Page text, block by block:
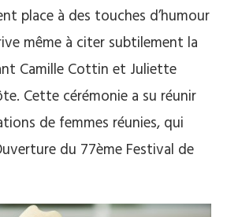
place à des touches d’humour
même à citer subtilement la
Camille Cottin et Juliette
Cette cérémonie a su réunir
de femmes réunies, qui
du 77ème Festival de